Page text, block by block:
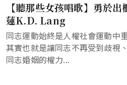
【聽那些女孩唱歌】勇於
蓮K.D. Lang
同志運動始終是人權社會運動中
其實也就是讓同志不再受到歧視
同志婚姻的權力...